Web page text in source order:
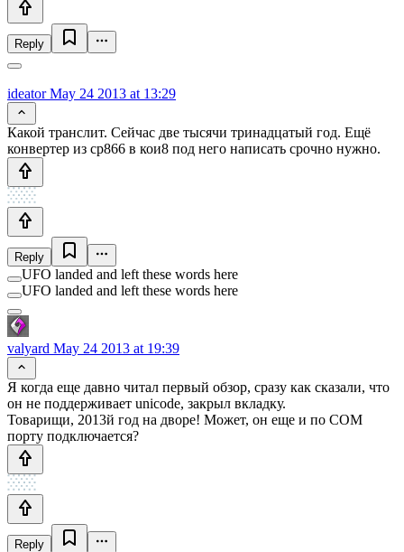
Reply
ideatorMay 24 2013 at 13:29
Какой транслит. Сейчас две тысячи тринадцатый год. Ещё
конвертер из cp866 в кои8 под него написать срочно нужно.
Reply
UFO landed and left these words here
UFO landed and left these words here
valyard May 24 2013 at 19:39
Я когда еще давно читал первый обзор, сразу как сказали, что
он не поддерживает unicode, закрыл вкладку.
Товарищи, 2013й год на дворе! Может, он еще и по COM
порту подключается?
Reply